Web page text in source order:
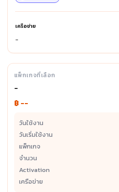
เครือข่าย
-
แพ็กเกจที่เลือก
-
฿ --
วันใช้งาน
วันเริ่มใช้งาน
แพ็กเกจ
จำนวน
Activation
เครือข่าย